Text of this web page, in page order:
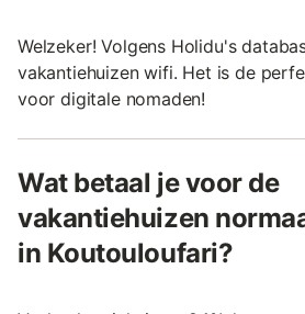
Welzeker! Volgens Holidu's
vakantiehuizen wifi. Het is de
voor digitale nomaden!
Wat betaal je voor de
vakantiehuizen
in Koutouloufari?